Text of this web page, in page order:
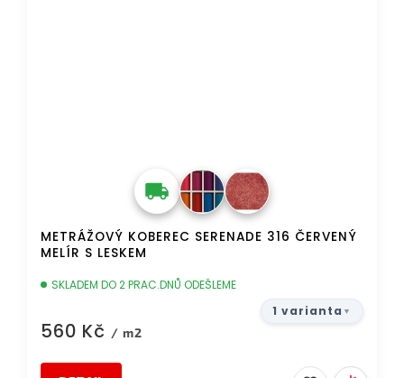
METRÁŽOVÝ KOBEREC SERENADE 316 ČERVENÝ
MELÍR S LESKEM
SKLADEM DO 2 PRAC.DNŮ ODEŠLEME
560 Kč / m2
1 varianta